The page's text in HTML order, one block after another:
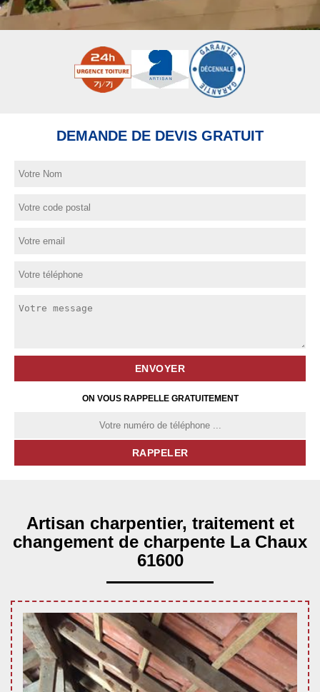
DEMANDE DE DEVIS GRATUIT
ON VOUS RAPPELLE GRATUITEMENT
Artisan charpentier, traitement et
changement de charpente La Chaux
61600